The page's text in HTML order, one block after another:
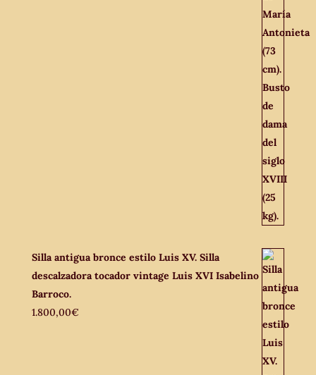
Silla antigua bronce estilo Luis XV. Silla
descalzadora tocador vintage Luis XVI Isabelino
Barroco.
1.800,00€